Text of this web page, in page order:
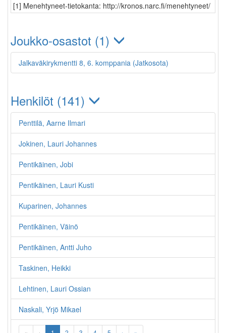
[1] Menehtyneet-tietokanta: http://kronos.narc.fi/menehtyneet/
Joukko-osastot (1)
Jalkaväkirykmentti 8, 6. komppania (Jatkosota)
Henkilöt (141)
Penttilä, Aarne Ilmari
Jokinen, Lauri Johannes
Pentikäinen, Jobi
Pentikäinen, Lauri Kusti
Kuparinen, Johannes
Pentikäinen, Väinö
Pentikäinen, Antti Juho
Taskinen, Heikki
Lehtinen, Lauri Ossian
Naskali, Yrjö Mikael